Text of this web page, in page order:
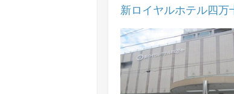
新ロイヤルホテル四万